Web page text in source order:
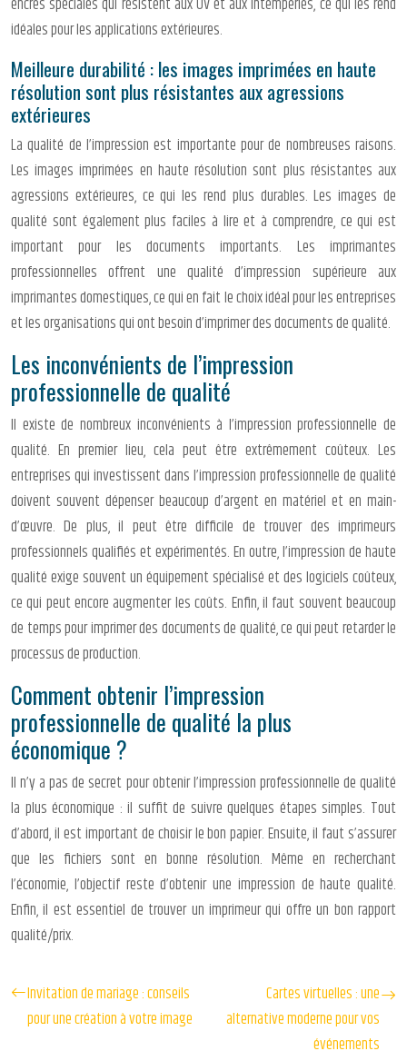
idéales pour les applications extérieures.
Meilleure durabilité : les images imprimées en haute
résolution sont plus résistantes aux agressions
extérieures
La qualité de l’impression est importante pour de nombreuses raisons.
Les images imprimées en haute résolution sont plus résistantes aux
agressions extérieures, ce qui les rend plus durables. Les images de
qualité sont également plus faciles à lire et à comprendre, ce qui est
important pour les documents importants. Les imprimantes
professionnelles offrent une qualité d’impression supérieure aux
imprimantes domestiques, ce qui en fait le choix idéal pour les entreprises
et les organisations qui ont besoin d’imprimer des documents de qualité.
Les inconvénients de l’impression
professionnelle de qualité
Il existe de nombreux inconvénients à l’impression professionnelle de
qualité. En premier lieu, cela peut être extrêmement coûteux. Les
entreprises qui investissent dans l’impression professionnelle de qualité
doivent souvent dépenser beaucoup d’argent en matériel et en main-
d’œuvre. De plus, il peut être difficile de trouver des imprimeurs
professionnels qualifiés et expérimentés. En outre, l’impression de haute
qualité exige souvent un équipement spécialisé et des logiciels coûteux,
ce qui peut encore augmenter les coûts. Enfin, il faut souvent beaucoup
de temps pour imprimer des documents de qualité, ce qui peut retarder le
processus de production.
Comment obtenir l’impression
professionnelle de qualité la plus
économique ?
Il n’y a pas de secret pour obtenir l’impression professionnelle de qualité
la plus économique : il suffit de suivre quelques étapes simples. Tout
d’abord, il est important de choisir le bon papier. Ensuite, il faut s’assurer
que les fichiers sont en bonne résolution. Même en recherchant
l’économie, l’objectif reste d’obtenir une impression de haute qualité.
Enfin, il est essentiel de trouver un imprimeur qui offre un bon rapport
qualité/prix.
Invitation de mariage : conseils
pour une création à votre image
Cartes virtuelles : une
alternative moderne pour vos
événements